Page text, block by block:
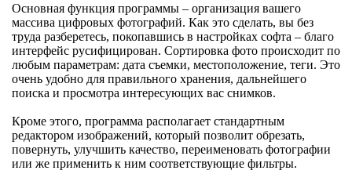
Основная функция программы – организация вашего
массива цифровых фотографий. Как это сделать, вы без
труда разберетесь, покопавшись в настройках софта – благо
интерфейс русифицирован. Сортировка фото происходит по
любым параметрам: дата съемки, местоположение, теги. Это
очень удобно для правильного хранения, дальнейшего
поиска и просмотра интересующих вас снимков.
Кроме этого, программа располагает стандартным
редактором изображений, который позволит обрезать,
повернуть, улучшить качество, переименовать фотографии
или же применить к ним соответствующие фильтры.